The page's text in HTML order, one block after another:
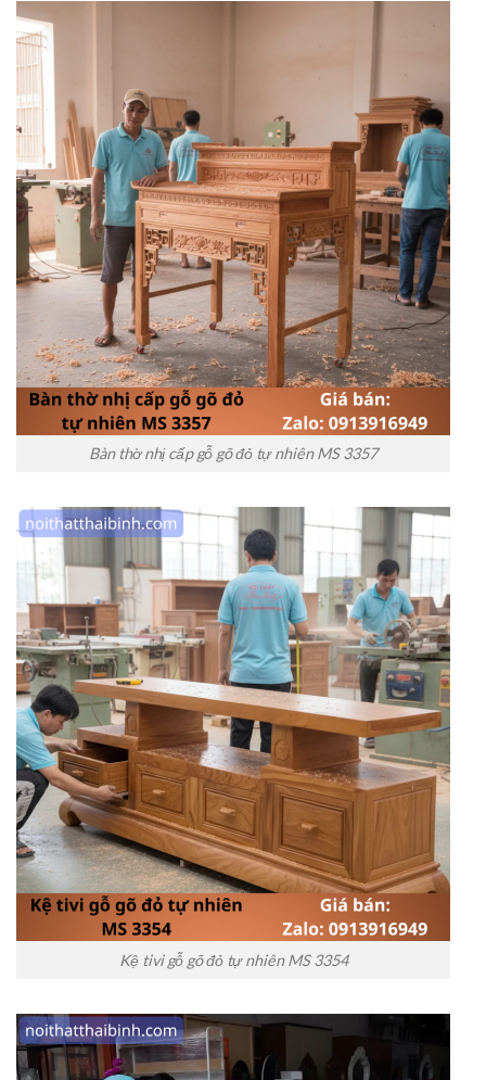
Bàn thờ nhị cấp gỗ gõ đỏ tự nhiên MS 3357
Kệ tivi gỗ gõ đỏ tự nhiên MS 3354